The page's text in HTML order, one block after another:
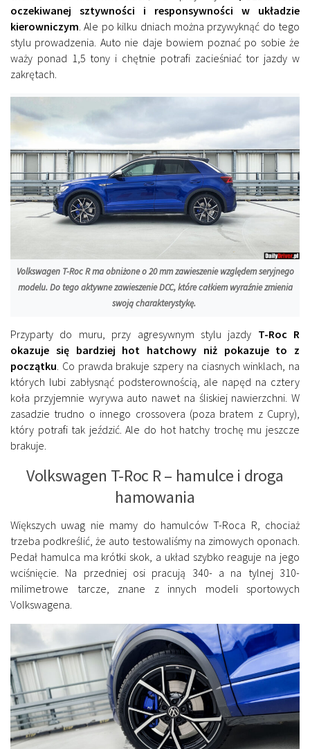
oczekiwanej sztywności i responsywności w układzie
kierowniczym. Ale po kilku dniach można przywyknąć do tego
stylu prowadzenia. Auto nie daje bowiem poznać po sobie że
waży ponad 1,5 tony i chętnie potrafi zacieśniać tor jazdy w
zakrętach.
Volkswagen T-Roc R ma obniżone o 20 mm zawieszenie względem seryjnego
modelu. Do tego aktywne zawieszenie DCC, które całkiem wyraźnie zmienia
swoją charakterystykę.
Przyparty do muru, przy agresywnym stylu jazdy T-Roc R
okazuje się bardziej hot hatchowy niż pokazuje to z
początku. Co prawda brakuje szpery na ciasnych winklach, na
których lubi zabłysnąć podsterownością, ale napęd na cztery
koła przyjemnie wyrywa auto nawet na śliskiej nawierzchni. W
zasadzie trudno o innego crossovera (poza bratem z Cupry),
który potrafi tak jeździć. Ale do hot hatchy trochę mu jeszcze
brakuje.
Volkswagen T-Roc R – hamulce i droga
hamowania
Większych uwag nie mamy do hamulców T-Roca R, chociaż
trzeba podkreślić, że auto testowaliśmy na zimowych oponach.
Pedał hamulca ma krótki skok, a układ szybko reaguje na jego
wciśnięcie. Na przedniej osi pracują 340- a na tylnej 310-
milimetrowe tarcze, znane z innych modeli sportowych
Volkswagena.